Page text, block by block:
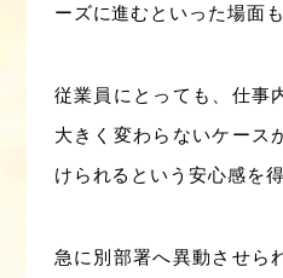
ーズに進むといった場面
従業員にとっても、仕事
大きく変わらないケース
けられるという安心感を
急に別部署へ異動させら